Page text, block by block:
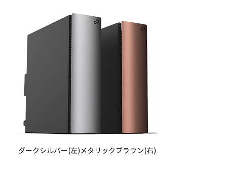
ダークシルバー(左)メタリックブラウン(右)